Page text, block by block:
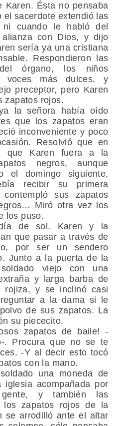
Karen. Ésta no pensaba
el sacerdote extendió las
ni cuando le habló del
con Dios, y dijo
sería ya una cristiana
Respondieron las
órgano, los niños
voces más dulces, y
preceptor, pero Karen
zapatos rojos.
la señora había oído
que los zapatos eran
inconveniente y poco
Resolvió que en
que Karen fuera a la
negros, aunque
el domingo siguiente,
recibir su primera
sus zapatos
Miró otra vez los
los puso.
de sol. Karen y la
que pasar a través de
por ser un sendero
Junto a la puerta de la
viejo con una
y larga barba de
rojiza, y se inclinó casi
a la dama si le
de sus zapatos. La
su piececito.
zapatos de baile! -
. Procura que no se te
-Y al decir esto tocó
con la mano.
una moneda de
acompañada por
y también las
los zapatos rojos de la
se arrodilló ante el altar